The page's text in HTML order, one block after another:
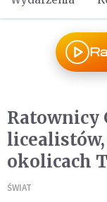
Ratownicy
okolicach
ŚWIAT